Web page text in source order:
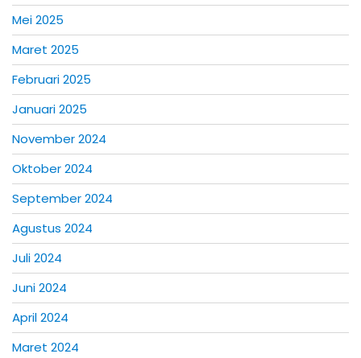
Mei 2025
Maret 2025
Februari 2025
Januari 2025
November 2024
Oktober 2024
September 2024
Agustus 2024
Juli 2024
Juni 2024
April 2024
Maret 2024